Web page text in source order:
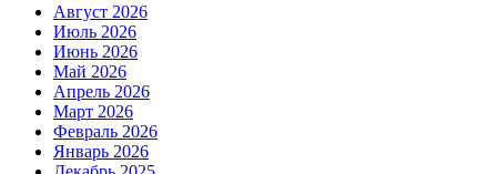
Август 2026
Июль 2026
Июнь 2026
Май 2026
Апрель 2026
Март 2026
Февраль 2026
Январь 2026